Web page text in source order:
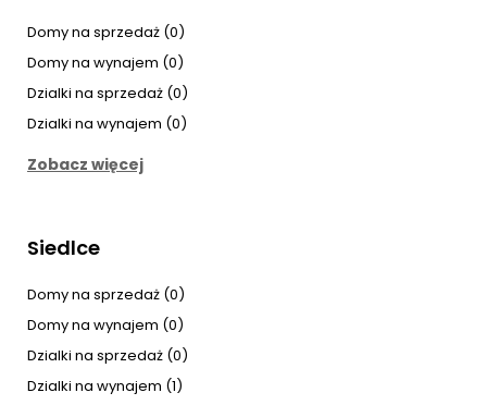
Domy na sprzedaż (0)
Domy na wynajem (0)
Dzialki na sprzedaż (0)
Dzialki na wynajem (0)
Zobacz więcej
Siedlce
Domy na sprzedaż (0)
Domy na wynajem (0)
Dzialki na sprzedaż (0)
Dzialki na wynajem (1)